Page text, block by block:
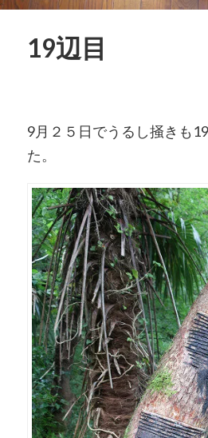
19辺目
9月２５日でうるし掻きも
た。